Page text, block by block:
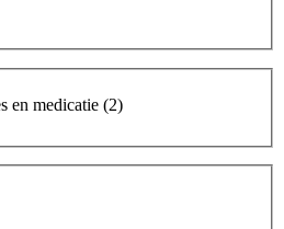
en medicatie (2)